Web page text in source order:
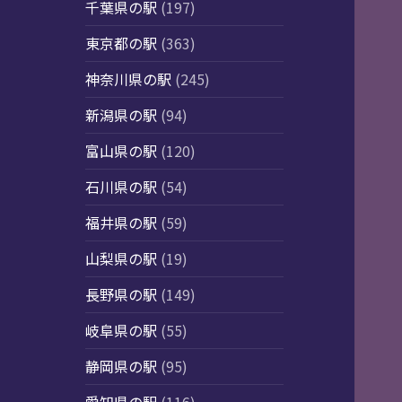
千葉県の駅 (197)
東京都の駅 (363)
神奈川県の駅 (245)
新潟県の駅 (94)
富山県の駅 (120)
石川県の駅 (54)
福井県の駅 (59)
山梨県の駅 (19)
長野県の駅 (149)
岐阜県の駅 (55)
静岡県の駅 (95)